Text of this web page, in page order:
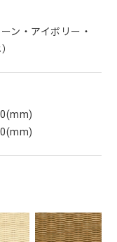
ン・アイボリー・